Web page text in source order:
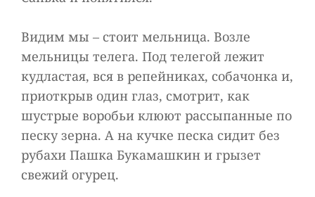
Видим мы – стоит мельница. Возле
мельницы телега. Под телегой лежит
кудластая, вся в репейниках, собачонка и,
приоткрыв один глаз, смотрит, как
шустрые воробьи клюют рассыпанные по
песку зерна. А на кучке песка сидит без
рубахи Пашка Букамашкин и грызет
свежий огурец.